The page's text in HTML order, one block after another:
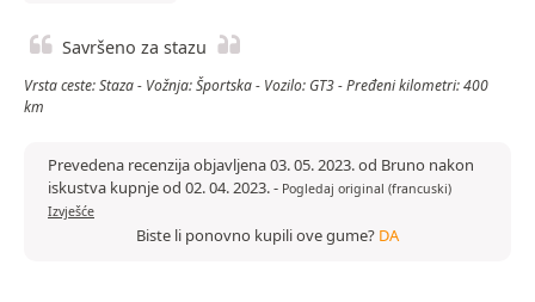
Savršeno za stazu
Vrsta ceste: Staza - Vožnja: Športska - Vozilo: GT3 - Pređeni kilometri: 400
km
Prevedena recenzija objavljena 03. 05. 2023. od Bruno nakon
iskustva kupnje od 02. 04. 2023.- Pogledaj original (francuski)
Izvješće
Biste li ponovno kupili ove gume? DA